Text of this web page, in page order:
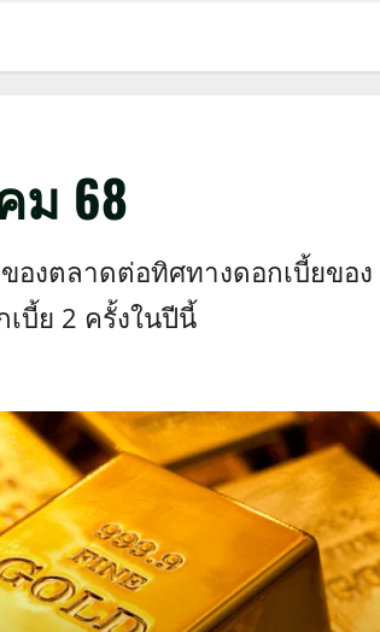
ม 68
องตลาดต่อทิศทางดอกเบี้ยของ
บี้ย 2 ครั้งในปีนี้